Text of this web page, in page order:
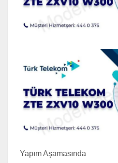
Yapım Aşamasında